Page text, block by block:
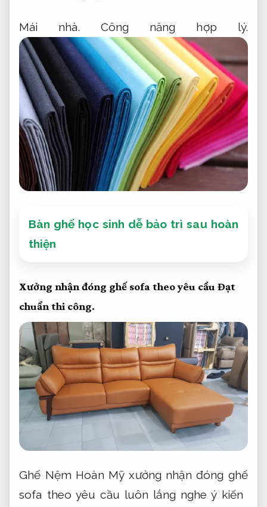
Mái nhà. Công năng hợp lý.
Bàn ghế học sinh dễ bảo trì sau hoàn
thiện
Xưởng nhận đóng ghế sofa theo yêu cầuĐạt
chuẩn thi công.
Ghế Nệm Hoàn Mỹ xưởng nhận đóng ghế
sofa theo yêu cầu luôn lắng nghe ý kiến ​​